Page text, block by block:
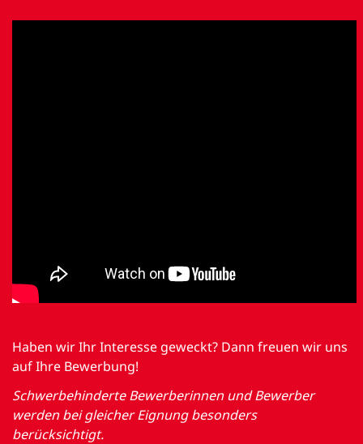
Haben wir Ihr Interesse geweckt? Dann freuen wir uns
auf Ihre Bewerbung!
Schwerbehinderte Bewerberinnen und Bewerber
werden bei gleicher Eignung besonders
berücksichtigt.